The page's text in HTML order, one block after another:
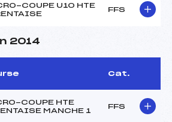
COUPE U10 HTE
FFS
2014
Cat.
COUPE HTE
MANCHE 1
FFS